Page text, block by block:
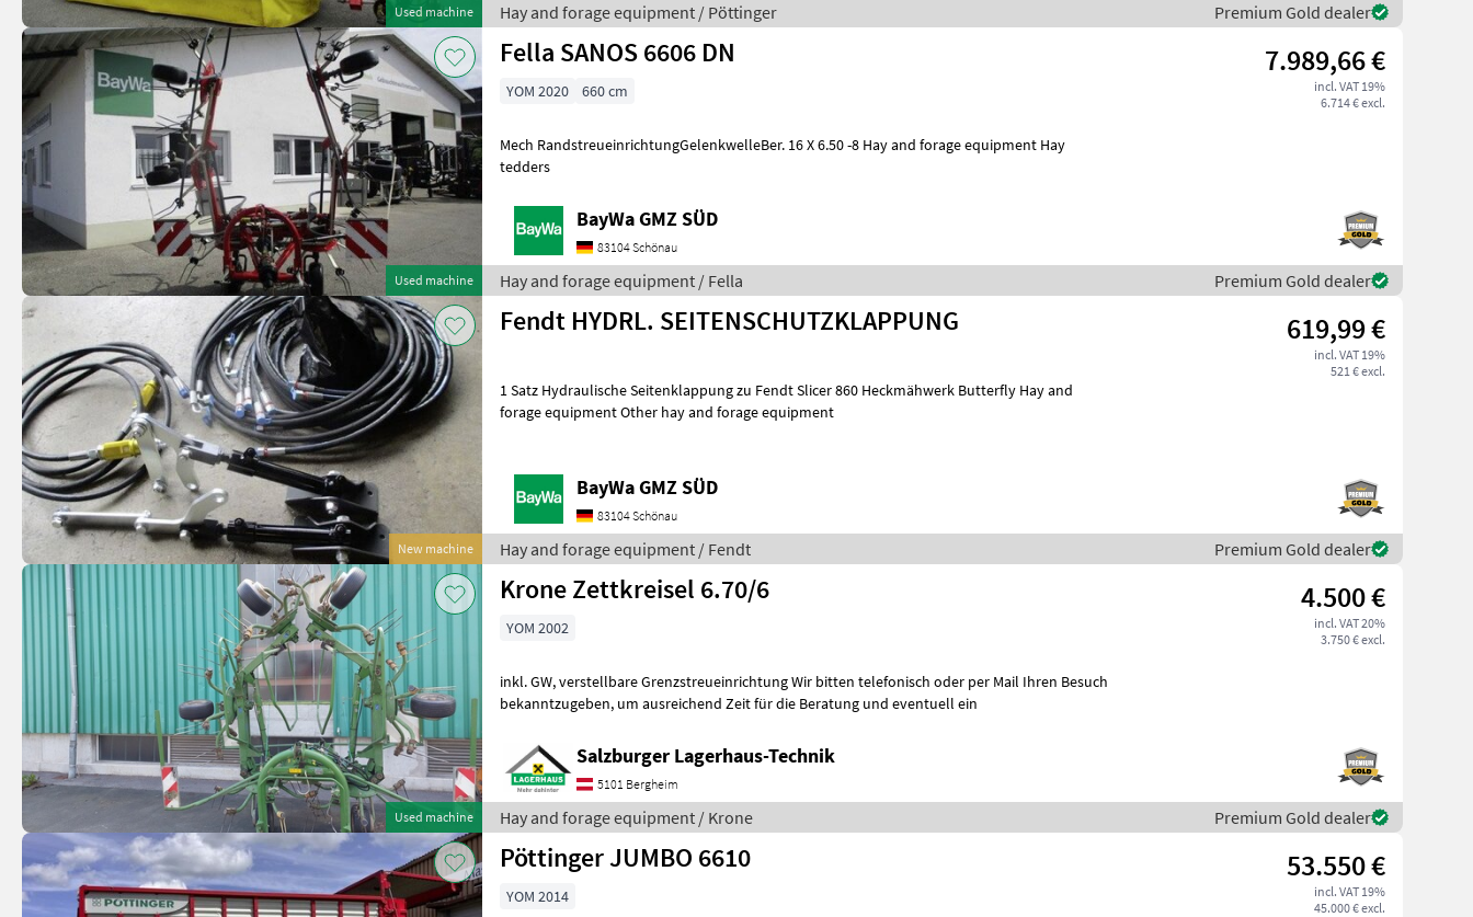
Used machine Hay and forage equipment / Pöttinger Premium Gold dealer
Used machine
Fella SANOS 6606 DN 7.989,66 €
incl. VAT 19%
6.714 € excl.
YOM 2020 660 cm
Mech RandstreueinrichtungGelenkwelleBer. 16 X 6.50 -8 Hay and forage equipment Hay
tedders
BayWa GMZ SÜD
83104 Schönau
Hay and forage equipment / Fella Premium Gold dealer
New machine
Fendt HYDRL. SEITENSCHUTZKLAPPUNG 619,99 €
incl. VAT 19%
521 € excl.
1 Satz Hydraulische Seitenklappung zu Fendt Slicer 860 Heckmähwerk Butterfly Hay and
forage equipment Other hay and forage equipment
BayWa GMZ SÜD
83104 Schönau
Hay and forage equipment / Fendt Premium Gold dealer
Used machine
Krone Zettkreisel 6.70/6 4.500 €
incl. VAT 20%
3.750 € excl.
YOM 2002
inkl. GW, verstellbare Grenzstreueinrichtung Wir bitten telefonisch oder per Mail Ihren Besuch
bekanntzugeben, um ausreichend Zeit für die Beratung und eventuell ein
Salzburger Lagerhaus-Technik
5101 Bergheim
Hay and forage equipment / Krone Premium Gold dealer
Pöttinger JUMBO 6610 53.550 €
incl. VAT 19%
45.000 € excl.
YOM 2014